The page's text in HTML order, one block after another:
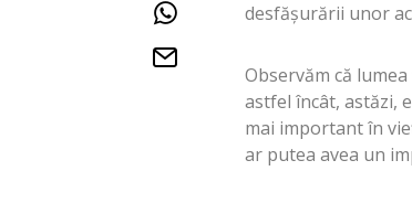
desfășurării unor
Observăm că
astfel încât, astăzi,
mai important în
ar putea avea un